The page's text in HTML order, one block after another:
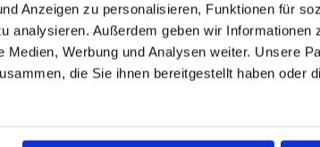
Anzeigen zu personalisieren, Funktionen für
analysieren. Außerdem geben wir Informationen
Werbung und Analysen weiter. Unsere
die Sie ihnen bereitgestellt haben oder
kreisförmigem Querschnitt für die